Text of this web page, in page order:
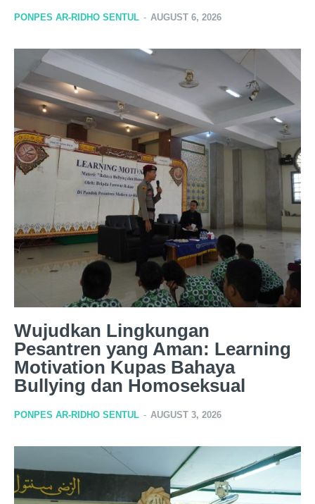
PONPES AR-RIDHO SENTUL - AUGUST 6, 2026
Wujudkan Lingkungan
Pesantren yang Aman: Learning
Motivation Kupas Bahaya
Bullying dan Homoseksual
PONPES AR-RIDHO SENTUL - AUGUST 3, 2026